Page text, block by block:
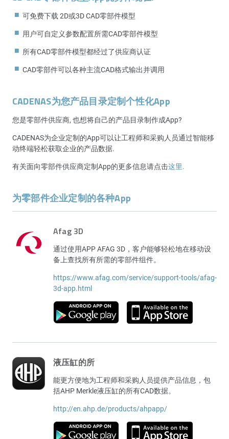
可免费下载 2D或3D CAD零部件模型
用户可自定义参数配置所需CAD零部件模型
所有CAD零部件模型都经过了供应商认证
CAD零部件可以各种主流CAD格式输出并调用
CADENAS为您产品目录定制个性化App
您是零部件供应商, 也想将自己的产品目录制作成App?
CADENAS为企业定制的App可以让工程师和采购人员通过智能移
动终端轻松获取企业的产品数据.
有关面向零部件供应商定制App的更多信息请点击这里.
为零部件企业定制的各种App
Afag 3D
通过使用APP AFAG 3D，客户能够轻松地在移动设
备上查找所有所需的零部件组件。
https://www.afag.com/service/support-tools/afag-
3d-app.html
液压缸的所
能更方便地为工程师和采购人员提供产品信息，包
括AHP Merkle液压缸的所有CAD数据。
http://en.ahp.de/products/ahpapp/